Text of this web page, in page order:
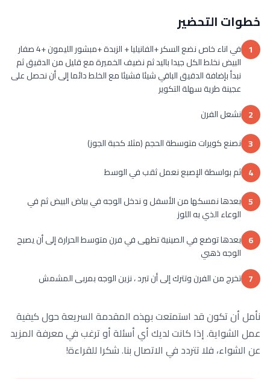
خطوات التحضير
1
في اناء خاص نضع السكر +الفانيليا + الزبدة +مبشور الليمون +4 صفار
البيض نخلط الكل جيدا باليد ثم نضيف الخميرة مع قليل من الدقيق ثم
نبدأ بإضافة الدقيق الباقي شيئا فشيئا مع الخلط دائما إلى أن نحصل على
عجينة طرية سهلة التكوير
2 نشعل الفرن
3 نصنع كويرات متوسطة الحجم (مثلا كحبة الجوز)
4 ثم بواسطة الإصبع نعمل ثقب في الوسط
5 بعدها نمسكها من الأسفل و ندخل الوجه في بياض البيض ثم في
الوعاء الذي به اللوز
6 بعدها توضع في الصينية تطهى في فرن متوسط الحرارة إلى أن يصبح
الوجه ذهبي
7 تخرج من الفرن وتترك إلى أن تبرد ، نزين الوجه بمربى المشمش
نأمل أن تكون قد استمتعت بهذه المقدمة السريعة حول كيفية
عمل الشواية. إذا كانت لديك أي أسئلة أو ترغب في معرفة المزيد
عن الشواء، فلا تتردد في الاتصال بنا. شكرا للقراءة!